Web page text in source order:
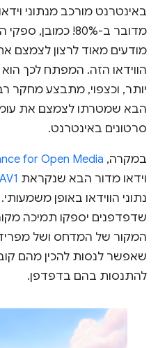
באינטרנט מורכב מנתוני
מדובר ב-80%!
מודעים מאוד לרצון לצמצם
הווידאו הזה. המפתח לכך
יותר, וכצפוי, מתבצע מחקר
הבא שמטרתו לצמצם את
סרטונים באינטרנט.
במקרה, for Open Media
וידאו מדור הבא שנקראת AV1
נתוני הווידאו באופן
המקור של המדחס ושל
להתנסות בהם בדפדפן.